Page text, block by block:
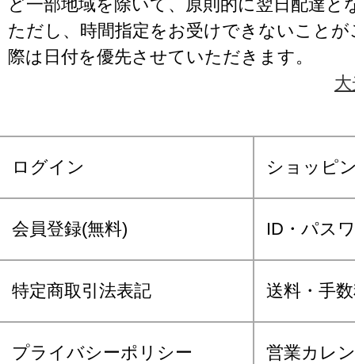
ど一部地域を除いて、原則的に翌日配達と
ただし、時間指定をお受けできないこと
際は日付を優先させていただきます。
ログイン ショッピ
会員登録(無料) ID・パス
特定商取引法表記 送料・手
プライバシーポリシー 営業カレ